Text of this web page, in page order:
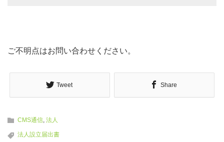
ご不明点はお問い合わせください。
Tweet Share
CMS通信, 法人
法人設立届出書